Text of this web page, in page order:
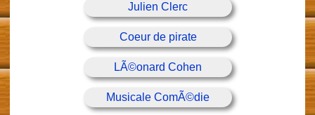
Julien Clerc
Coeur de pirate
LÃ©onard Cohen
Musicale ComÃ©die